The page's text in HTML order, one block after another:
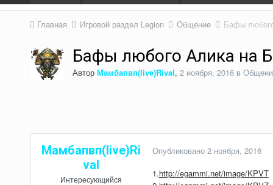
Главная Игровой раздел Legion Общение Бафы
Бафы любого Алика на
Автор Мамбапвп(live)Rival, 2 ноября, 2016в
Мамбапвп(live)Ri
val
Интересующийся
Опубликовано 2 ноября, 2016
1.http://egammi.net/image/KPVT